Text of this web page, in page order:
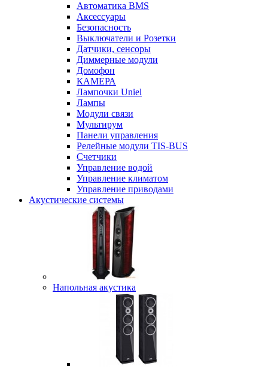
Автоматика BMS
Аксессуары
Безопасность
Выключатели и Розетки
Датчики, сенсоры
Диммерные модули
Домофон
КАМЕРА
Лампочки Uniel
Лампы
Модули связи
Мультирум
Панели управления
Релейные модули TIS-BUS
Счетчики
Управление водой
Управление климатом
Управление приводами
Акустические системы
Напольная акустика